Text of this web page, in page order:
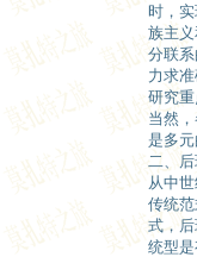
时，
族主
分联
力求
研究重
当然
是多
二、
从中
传统
式，
统型